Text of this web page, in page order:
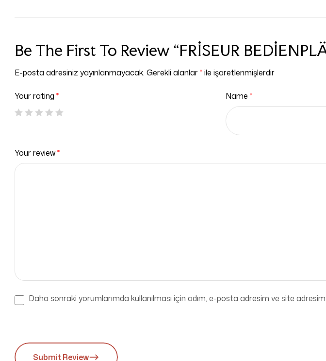
Be The First To Review “FRİSEUR
E-posta adresiniz yayınlanmayacak. Gerekli alanlar*ile işaretlenmişlerdir
Your rating *
Your review*
Name *
Daha sonraki yorumlarımda kullanılması için adım, e-posta adresim ve site
Submit Review